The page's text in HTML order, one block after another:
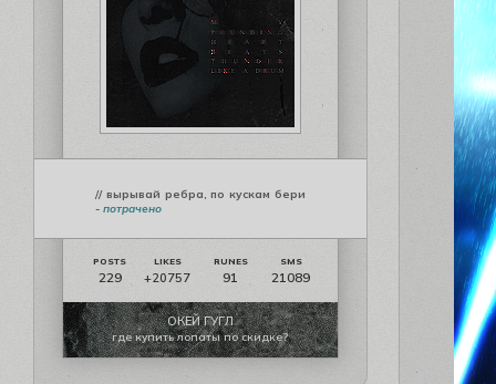
// вырывай ребра, по кускам бери
- потрачено
229 +20757 91 21089
ОКЕЙ ГУГЛ
где купить лопаты по скидке?